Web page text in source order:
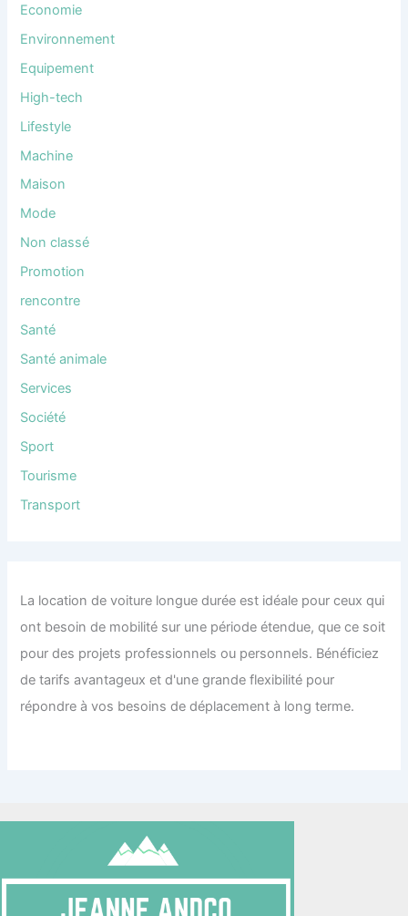
Economie
Environnement
Equipement
High-tech
Lifestyle
Machine
Maison
Mode
Non classé
Promotion
rencontre
Santé
Santé animale
Services
Société
Sport
Tourisme
Transport
La location de voiture longue durée est idéale pour ceux qui
ont besoin de mobilité sur une période étendue, que ce soit
pour des projets professionnels ou personnels. Bénéficiez
de tarifs avantageux et d'une grande flexibilité pour
répondre à vos besoins de déplacement à long terme.